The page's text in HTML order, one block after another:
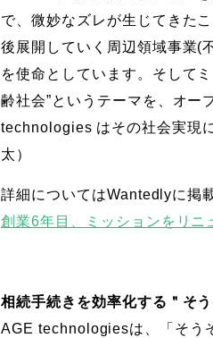
で、微妙なズレが生じてきた
後展開していく周辺領域事業(
を使命としています。そして
齢社会”というテーマを、オー
technologies はその社会実現
太）
詳細についてはWantedlyに掲
創業6年目、ミッションをリニ
相続手続きを効率化する＂そ
AGE technologiesは、「そう